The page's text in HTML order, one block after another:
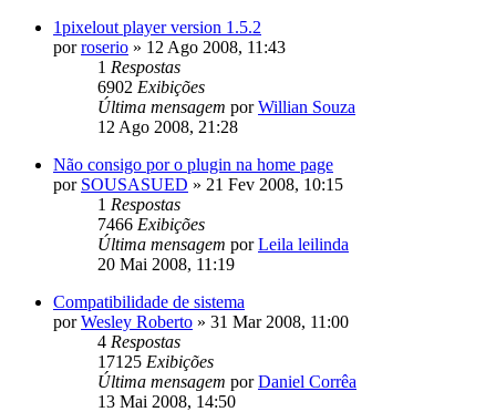
1pixelout player version 1.5.2
porroserio » 12 Ago 2008, 11:43
1 Respostas
6902 Exibições
Última mensagem porWillian Souza
12 Ago 2008, 21:28
Não consigo por o plugin na home page
por SOUSASUED » 21 Fev 2008, 10:15
1 Respostas
7466 Exibições
Última mensagem porLeila leilinda
20 Mai 2008, 11:19
Compatibilidade de sistema
porWesley Roberto » 31 Mar 2008, 11:00
4 Respostas
17125 Exibições
Última mensagem porDaniel Corrêa
13 Mai 2008, 14:50